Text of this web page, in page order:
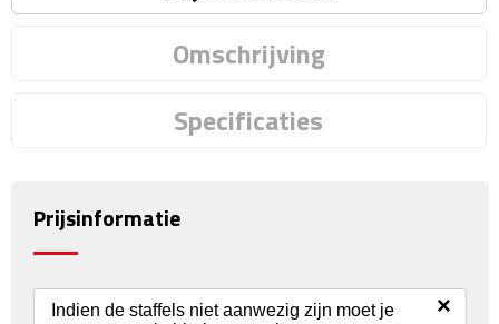
Bagageweegschalen
Bagagelabels
Omschrijving
Specificaties
Prijsinformatie
Indien de staffels niet aanwezig zijn moet je
×